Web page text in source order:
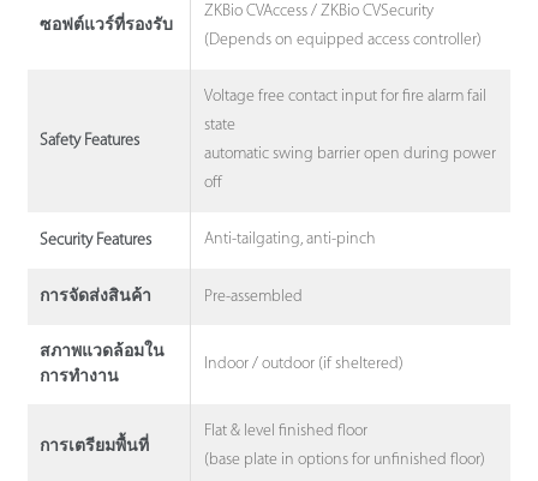
ซอฟต์แวร์ที่รองรับ
ZKBio CVAccess / ZKBio CVSecurity
(Depends on equipped access controller)
Safety Features
Voltage free contact input for fire alarm fail
state
automatic swing barrier open during power
off
Security Features Anti-tailgating, anti-pinch
การจัดส่งสินค้า Pre-assembled
สภาพแวดล้อมใน
การทํางาน
Indoor / outdoor (if sheltered)
การเตรียมพื้นที่
Flat & level finished floor
(base plate in options for unfinished floor)